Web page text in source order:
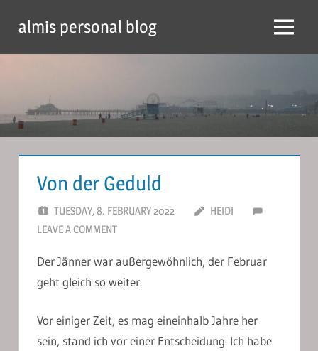
content
almis personal blog Menu
Von der Geduld
TUESDAY, 8. FEBRUARY 2022
HEIDI
LEAVE A COMMENT
Der Jänner war außergewöhnlich, der Februar
geht gleich so weiter.
Vor einiger Zeit, es mag eineinhalb Jahre her
sein, stand ich vor einer Entscheidung. Ich habe